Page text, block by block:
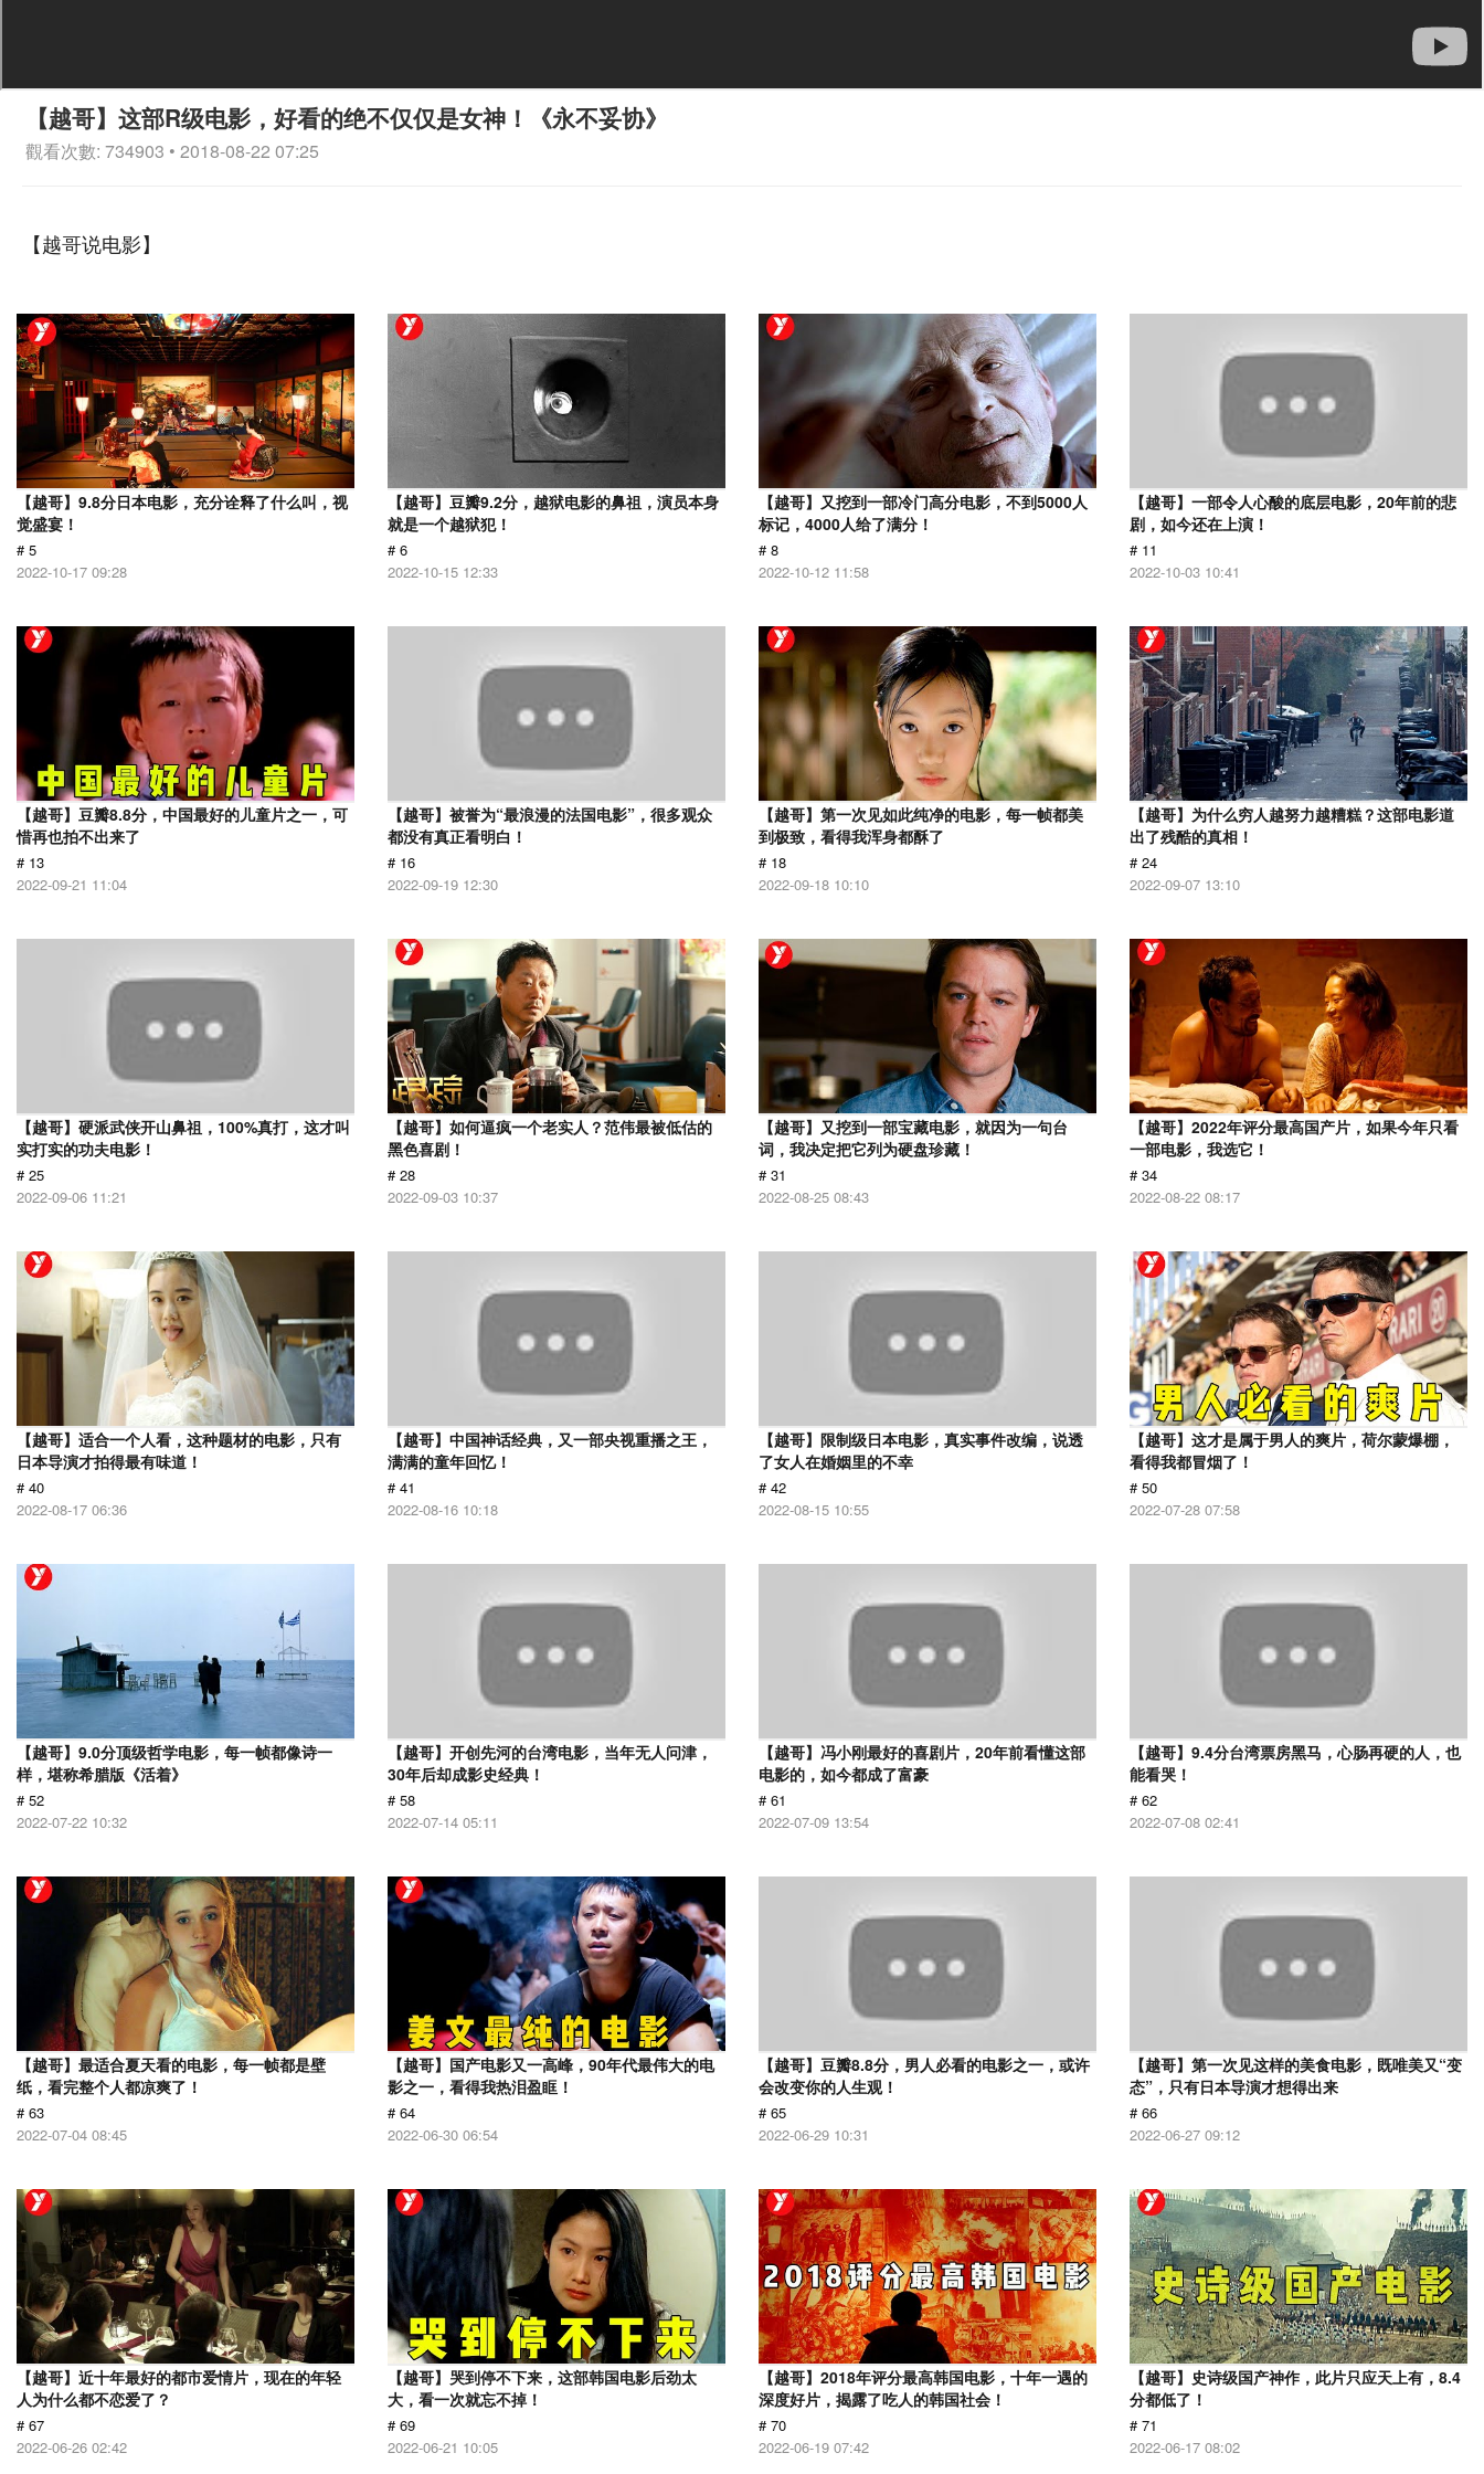
【越哥】这部R级电影，好看的绝不仅仅是女神！《永不妥协》
觀看次數: 734903 • 2018-08-22 07:25
【越哥说电影】
【越哥】9.8分日本电影，充分诠释了什么叫，视
觉盛宴！
# 5
2022-10-17 09:28
【越哥】豆瓣9.2分，越狱电影的鼻祖，演员本身
就是一个越狱犯！
# 6
2022-10-15 12:33
【越哥】又挖到一部冷门高分电影，不到5000人
标记，4000人给了满分！
# 8
2022-10-12 11:58
【越哥】一部令人心酸的底层电影，20年前的悲
剧，如今还在上演！
# 11
2022-10-03 10:41
【越哥】豆瓣8.8分，中国最好的儿童片之一，可
惜再也拍不出来了
# 13
2022-09-21 11:04
【越哥】被誉为“最浪漫的法国电影”，很多观众
都没有真正看明白！
# 16
2022-09-19 12:30
【越哥】第一次见如此纯净的电影，每一帧都美
到极致，看得我浑身都酥了
# 18
2022-09-18 10:10
【越哥】为什么穷人越努力越糟糕？这部电影道
出了残酷的真相！
# 24
2022-09-07 13:10
【越哥】硬派武侠开山鼻祖，100%真打，这才叫
实打实的功夫电影！
# 25
2022-09-06 11:21
【越哥】如何逼疯一个老实人？范伟最被低估的
黑色喜剧！
# 28
2022-09-03 10:37
【越哥】又挖到一部宝藏电影，就因为一句台
词，我决定把它列为硬盘珍藏！
# 31
2022-08-25 08:43
【越哥】2022年评分最高国产片，如果今年只看
一部电影，我选它！
# 34
2022-08-22 08:17
【越哥】适合一个人看，这种题材的电影，只有
日本导演才拍得最有味道！
# 40
2022-08-17 06:36
【越哥】中国神话经典，又一部央视重播之王，
满满的童年回忆！
# 41
2022-08-16 10:18
【越哥】限制级日本电影，真实事件改编，说透
了女人在婚姻里的不幸
# 42
2022-08-15 10:55
【越哥】这才是属于男人的爽片，荷尔蒙爆棚，
看得我都冒烟了！
# 50
2022-07-28 07:58
【越哥】9.0分顶级哲学电影，每一帧都像诗一
样，堪称希腊版《活着》
# 52
2022-07-22 10:32
【越哥】开创先河的台湾电影，当年无人问津，
30年后却成影史经典！
# 58
2022-07-14 05:11
【越哥】冯小刚最好的喜剧片，20年前看懂这部
电影的，如今都成了富豪
# 61
2022-07-09 13:54
【越哥】9.4分台湾票房黑马，心肠再硬的人，也
能看哭！
# 62
2022-07-08 02:41
【越哥】最适合夏天看的电影，每一帧都是壁
纸，看完整个人都凉爽了！
# 63
2022-07-04 08:45
【越哥】国产电影又一高峰，90年代最伟大的电
影之一，看得我热泪盈眶！
# 64
2022-06-30 06:54
【越哥】豆瓣8.8分，男人必看的电影之一，或许
会改变你的人生观！
# 65
2022-06-29 10:31
【越哥】第一次见这样的美食电影，既唯美又“变
态”，只有日本导演才想得出来
# 66
2022-06-27 09:12
【越哥】近十年最好的都市爱情片，现在的年轻
人为什么都不恋爱了？
# 67
2022-06-26 02:42
【越哥】哭到停不下来，这部韩国电影后劲太
大，看一次就忘不掉！
# 69
2022-06-21 10:05
【越哥】2018年评分最高韩国电影，十年一遇的
深度好片，揭露了吃人的韩国社会！
# 70
2022-06-19 07:42
【越哥】史诗级国产神作，此片只应天上有，8.4
分都低了！
# 71
2022-06-17 08:02